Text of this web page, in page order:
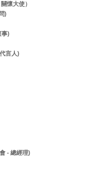
懷大使）
)
事)
言人)
- 總經理)